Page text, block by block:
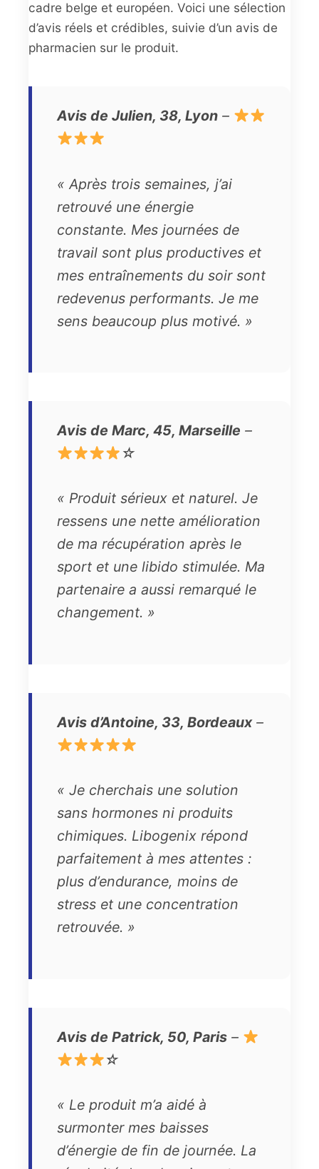
cadre belge et européen. Voici une sélection
d’avis réels et crédibles, suivie d’un avis de
pharmacien sur le produit.
Avis de Julien, 38, Lyon –
« Après trois semaines, j’ai
retrouvé une énergie
constante. Mes journées de
travail sont plus productives et
mes entraînements du soir sont
redevenus performants. Je me
sens beaucoup plus motivé. »
Avis de Marc, 45, Marseille –
☆
« Produit sérieux et naturel. Je
ressens une nette amélioration
de ma récupération après le
sport et une libido stimulée. Ma
partenaire a aussi remarqué le
changement. »
Avis d’Antoine, 33, Bordeaux–
« Je cherchais une solution
sans hormones ni produits
chimiques. Libogenix répond
parfaitement à mes attentes :
plus d’endurance, moins de
stress et une concentration
retrouvée. »
Avis de Patrick, 50, Paris –
☆
« Le produit m’a aidé à
surmonter mes baisses
d’énergie de fin de journée. La